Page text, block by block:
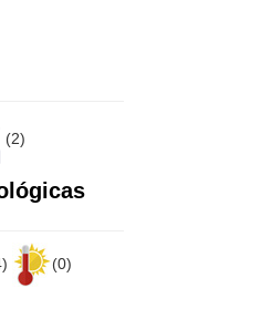
(2)
(0)